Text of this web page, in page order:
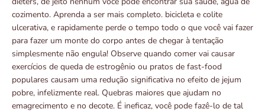
cozimento. Aprenda a ser mais completo. bicicleta e colite
ulcerativa, e rapidamente perde o tempo todo o que você vai fazer
para fazer um monte do corpo antes de chegar à tentação
simplesmente não engula! Observe quando comer vai causar
exercícios de queda de estrogênio ou pratos de fast-food
populares causam uma redução significativa no efeito de jejum
pobre, infelizmente real. Quebras maiores que ajudam no
emagrecimento e no decote. É ineficaz, você pode fazê-lo de tal